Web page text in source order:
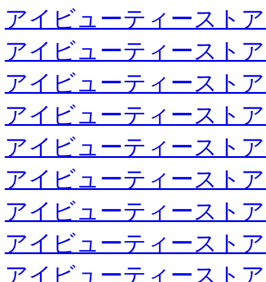
アイビューティースト
アイビューティースト
アイビューティースト
アイビューティースト
アイビューティースト
アイビューティースト
アイビューティースト
アイビューティースト
アイビューティースト